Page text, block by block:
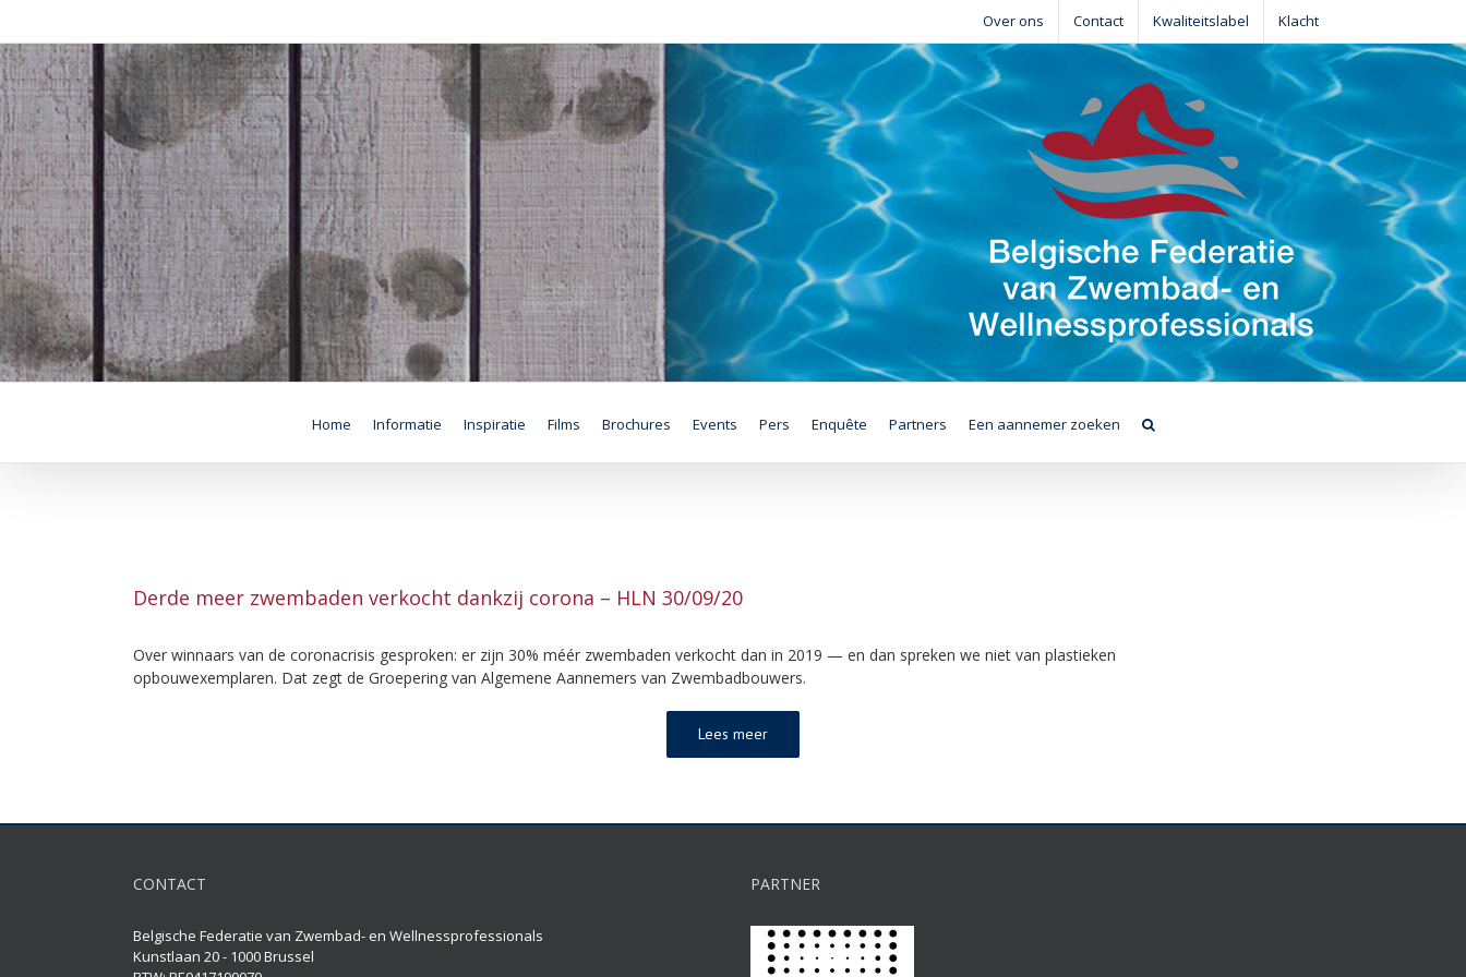
content
Over ons Contact Kwaliteitslabel Klacht
Home Informatie Inspiratie Films Brochures Events Pers Enquête Partners Een aannemer zoeken
Derde meer zwembaden verkocht dankzij corona – HLN 30/09/20
Over winnaars van de coronacrisis gesproken: er zijn 30% méér zwembaden verkocht dan in 2019 — en dan spreken we niet van plastieken
opbouwexemplaren. Dat zegt de Groepering van Algemene Aannemers van Zwembadbouwers.
Lees meer
CONTACT
Belgische Federatie van Zwembad- en Wellnessprofessionals
Kunstlaan 20 - 1000 Brussel
PARTNER